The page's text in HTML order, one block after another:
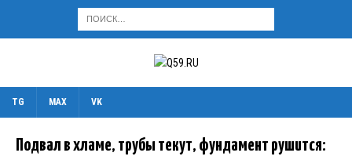
TG MAX VK
Подвал в хламе, трубы текут, фундамент рушится: